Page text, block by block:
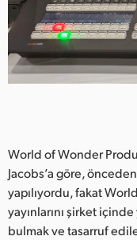
World of Wonder
Jacobs’a göre,
yapılıyordu, fakat
yayınlarını şirket
bulmak ve tasarruf